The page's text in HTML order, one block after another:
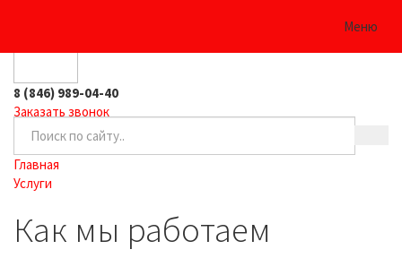
Меню
8 (846) 989-04-40
Заказать звонок
Главная
Услуги
Как мы работаем